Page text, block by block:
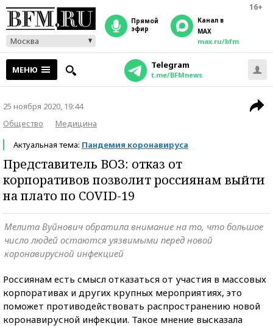
16+
Москва
прямой
эфир
Канал в
MAX
max.ru/bfm
МЕНЮ Telegram
t.me/BFMnews
25 ноября 2020, 19:44
Общество
Медицина
Актуальная тема: Пандемия коронавируса
Представитель ВОЗ: отказ от
корпоративов позволит россиянам выйти
на плато по COVID-19
Мелита Вуйнович обратила внимание на то, что большое
число людей остаются уязвимыми перед новой
коронавирусной инфекцией
Россиянам есть смысл отказаться от участия в массовых
корпоративах и других крупных мероприятиях, это
поможет противодействовать распространению новой
коронавирусной инфекции. Такое мнение высказала